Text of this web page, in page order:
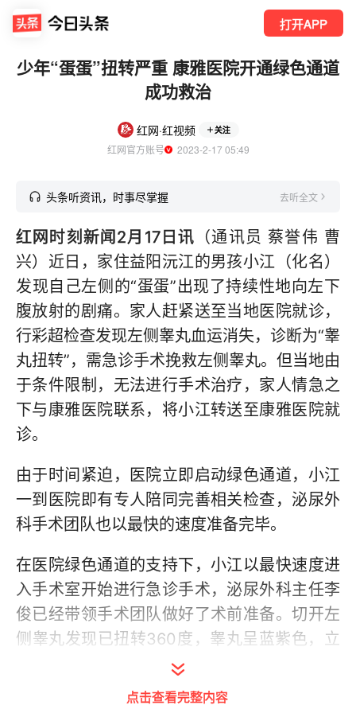
打开APP
少年“蛋蛋”扭转严重 康雅医院开通绿色通道
成功救治
红网·红视频 关注
红网官方账号
  2023-2-17 05:49
头条听资讯，时事尽掌握 去听全文
红网时刻新闻2月17日讯 （通讯员 蔡誉伟 曹
兴）近日，家住益阳沅江的男孩小江（化名）
发现自己左侧的“蛋蛋”出现了持续性地向左下
腹放射的剧痛。家人赶紧送至当地医院就诊，
行彩超检查发现左侧睾丸血运消失，诊断为“睾
丸扭转”，需急诊手术挽救左侧睾丸。但当地由
于条件限制，无法进行手术治疗，家人情急之
下与康雅医院联系，将小江转送至康雅医院就
诊。
由于时间紧迫，医院立即启动绿色通道，小江
一到医院即有专人陪同完善相关检查，泌尿外
科手术团队也以最快的速度准备完毕。
在医院绿色通道的支持下，小江以最快速度进
入手术室开始进行急诊手术，泌尿外科主任李
俊已经带领手术团队做好了术前准备。切开左
侧睾丸发现已扭转360度，睾丸呈蓝紫色，立
即予以复位后并用温盐水纱布给予热敷，小江
精索10分钟内恢复血运，睾丸颜色逐渐变为淡
点击查看完整内容